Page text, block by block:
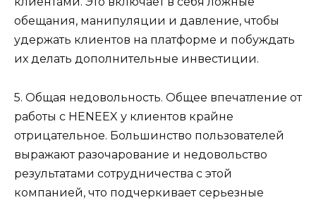
обещания, манипуляции и давление, чтобы
удержать клиентов на платформе и побуждать
их делать дополнительные инвестиции.
5. Общая недовольность. Общее впечатление от
работы с HENEEX у клиентов крайне
отрицательное. Большинство пользователей
выражают разочарование и недовольство
результатами сотрудничества с этой
компанией, что подчеркивает серьезные